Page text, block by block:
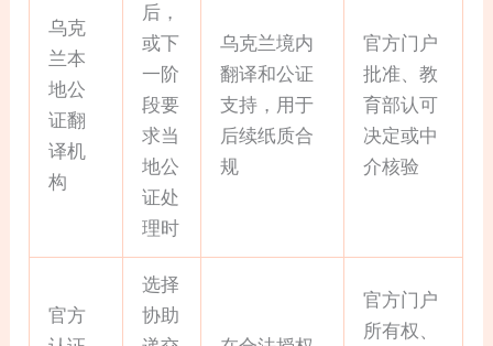
乌克
兰本
地公
证翻
译机
构
后，
或下
一阶
段要
求当
地公
证处
理时
乌克兰境内
翻译和公证
支持，用于
后续纸质合
规
官方门户
批准、教
育部认可
决定或中
介核验
官方
选择
协助
官方门户
所有权、